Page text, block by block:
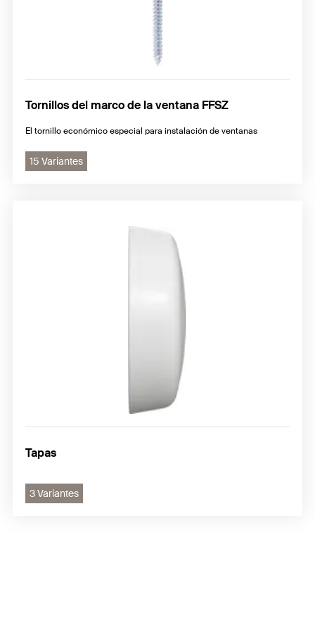
Tornillos del marco de la ventana FFSZ
El tornillo económico especial para instalación de ventanas
15 Variantes
Tapas
3 Variantes